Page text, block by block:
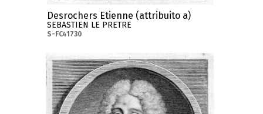
Desrochers Etienne (attribuito a)
SEBASTIEN LE PRETRE
S-FC41730